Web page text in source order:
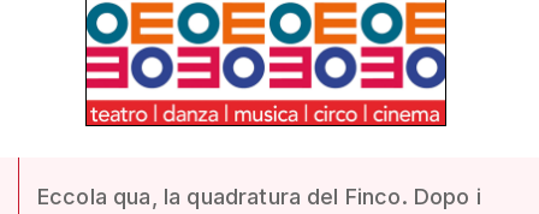
Eccola qua, la quadratura del Finco. Dopo i